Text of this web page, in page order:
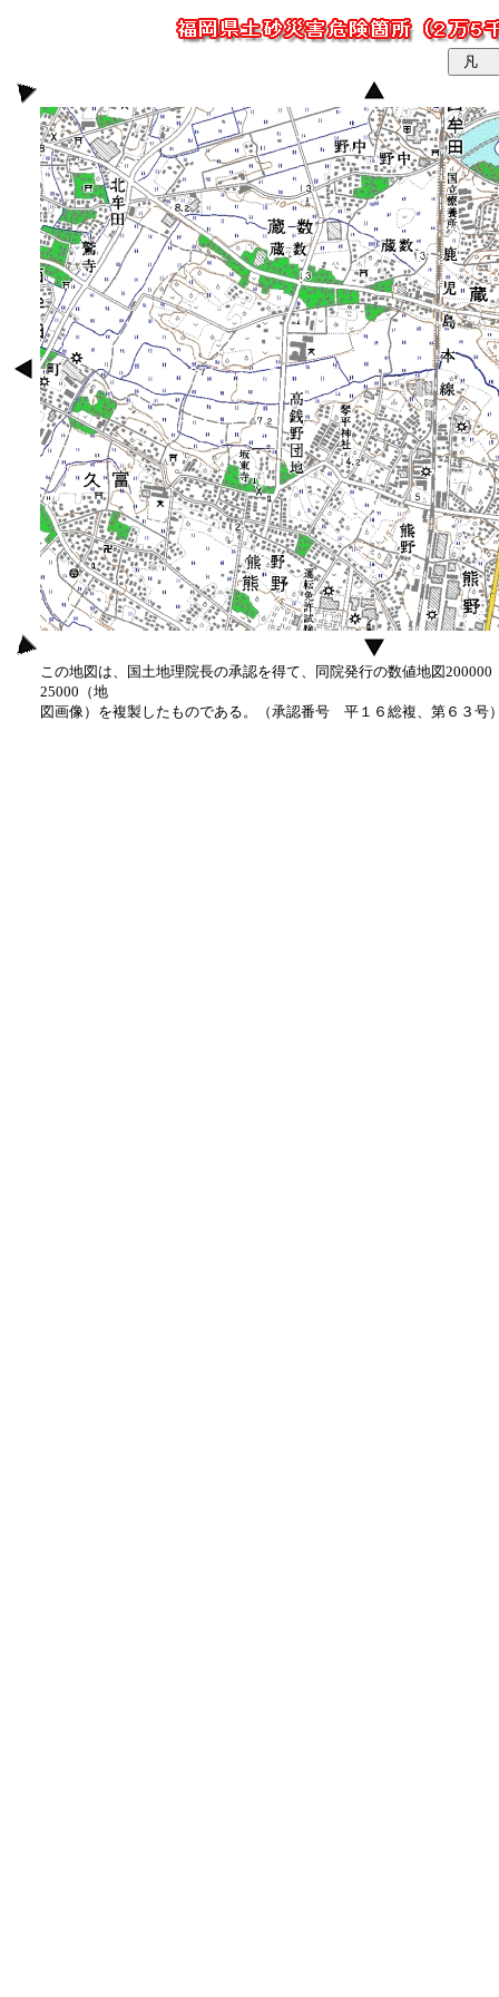
この地図は、国土地理院長の承認を得て、同院発行の数値地図
25000（地
図画像）を複製したものである。（承認番号 平１６総複、第６３号